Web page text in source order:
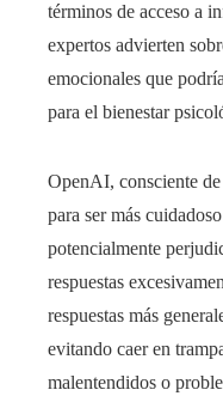
términos de acceso a
expertos advierten
emocionales que
para el bienestar
OpenAI, consciente
para ser más
potencialmente
respuestas
respuestas más
evitando caer en
malentendidos o